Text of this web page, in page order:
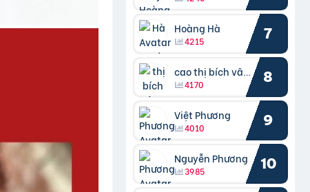
Hoàng Hà
4215 7
cao thị bích vâng kiều
4170 8
Việt Phương
4010 9
Nguyễn Phương
3985 10